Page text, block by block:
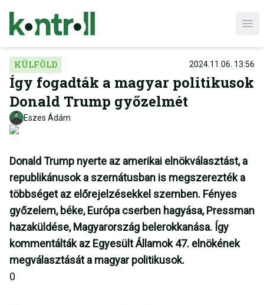
KÜLFÖLD 2024.11.06. 13:56
Így fogadták a magyar politikusok
Donald Trump győzelmét
Eszes Ádám
Donald Trump nyerte az amerikai elnökválasztást, a
republikánusok a szernátusban is megszerezték a
többséget az előrejelzésekkel szemben. Fényes
győzelem, béke, Európa cserben hagyása, Pressman
hazaküldése, Magyarország belerokkanása. Így
kommentálták az Egyesült Államok 47. elnökének
megválasztását a magyar politikusok.
0